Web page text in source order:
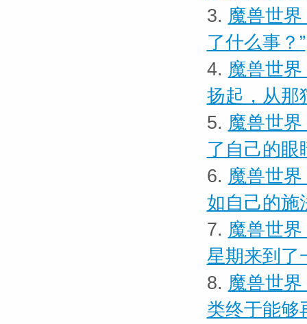
3. 魔兽世
了什么事？”
4. 魔兽世
扬起，从那
5. 魔兽世
了自己的眼
6. 魔兽世
如自己的施
7. 魔兽世
星期来到了
8. 魔兽世
类终于能够